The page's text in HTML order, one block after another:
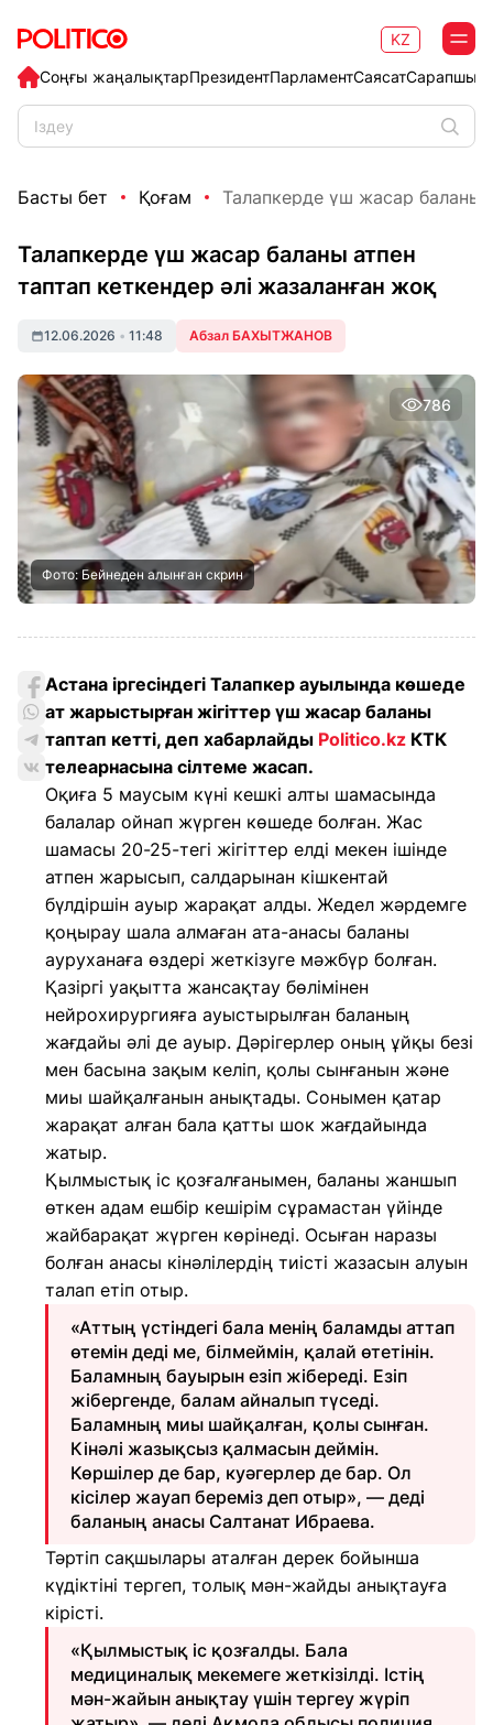
Соңғы жаңалықтарПрезидентПарламентСаясат
KZ
Басты бет Қоғам Талапкерде үш жасар баланы
Талапкерде үш жасар баланы атпен
таптап кеткендер әлі жазаланған жоқ
12.06.2026 • 11:48 Абзал БАХЫТЖАНОВ
786
Фото: Бейнеден алынған скрин
Астана іргесіндегі Талапкер ауылында көшеде
ат жарыстырған жігіттер үш жасар баланы
таптап кетті, деп хабарлайды Politico.kz КТК
телеарнасына сілтеме жасап.
Оқиға 5 маусым күні кешкі алты шамасында
балалар ойнап жүрген көшеде болған. Жас
шамасы 20-25-тегі жігіттер елді мекен ішінде
атпен жарысып, салдарынан кішкентай
бүлдіршін ауыр жарақат алды. Жедел жәрдемге
қоңырау шала алмаған ата-анасы баланы
ауруханаға өздері жеткізуге мәжбүр болған.
Қазіргі уақытта жансақтау бөлімінен
нейрохирургияға ауыстырылған баланың
жағдайы әлі де ауыр. Дәрігерлер оның ұйқы безі
мен басына зақым келіп, қолы сынғанын және
миы шайқалғанын анықтады. Сонымен қатар
жарақат алған бала қатты шок жағдайында
жатыр.
Қылмыстық іс қозғалғанымен, баланы жаншып
өткен адам ешбір кешірім сұрамастан үйінде
жайбарақат жүрген көрінеді. Осыған наразы
болған анасы кінәлілердің тиісті жазасын алуын
талап етіп отыр.
«Аттың үстіндегі бала менің баламды аттап
өтемін деді ме, білмеймін, қалай өтетінін.
Баламның бауырын езіп жібереді. Езіп
жібергенде, балам айналып түседі.
Баламның миы шайқалған, қолы сынған.
Кінәлі жазықсыз қалмасын деймін.
Көршілер де бар, куәгерлер де бар. Ол
кісілер жауап береміз деп отыр», — деді
баланың анасы Салтанат Ибраева.
Тәртіп сақшылары аталған дерек бойынша
күдіктіні тергеп, толық мән-жайды анықтауға
кірісті.
«Қылмыстық іс қозғалды. Бала
медициналық мекемеге жеткізілді. Істің
мән-жайын анықтау үшін тергеу жүріп